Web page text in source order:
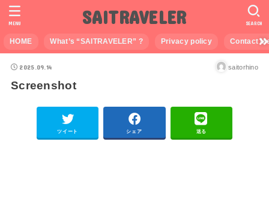
SAITRAVELER
HOME What’s “SAITRAVELER” ? Privacy policy Contact
SEARCH
MENU
2025.09.14 saitorhino
Screenshot
ツイート シェア 送る